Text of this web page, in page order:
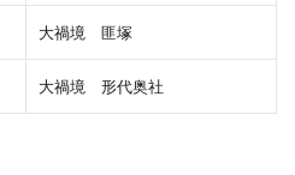
大禍境 匪塚
大禍境 形代奥社